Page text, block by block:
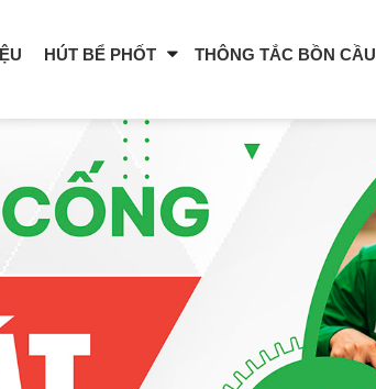
HÚT BỂ PHỐT THÔNG TẮC BỒN CẦU